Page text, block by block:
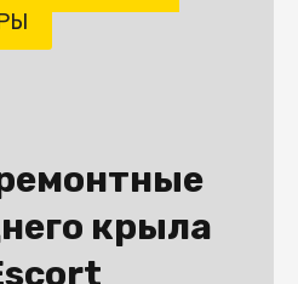
крыла